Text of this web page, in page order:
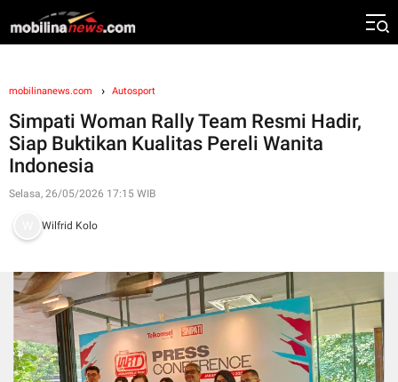
mobilinanews.com Autosport
Simpati Woman Rally Team Resmi Hadir,
Siap Buktikan Kualitas Pereli Wanita
Indonesia
Selasa, 26/05/2026 17:15 WIB
Wilfrid Kolo